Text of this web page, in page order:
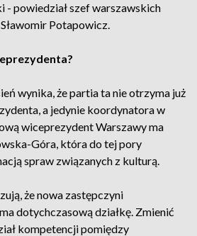
- powiedział szef warszawskich
Potapowicz.
wynika, że partia ta nie otrzyma już
a jedynie koordynatora w
wiceprezydent Warszawy ma
Góra, która do tej pory
spraw związanych z kulturą.
że nowa zastępczyni
dotychczasową działkę. Zmienić
kompetencji pomiędzy